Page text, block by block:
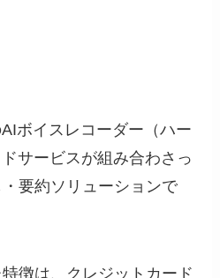
ボイスレコーダー（ハー
サービスが組み合わさっ
要約ソリューションで
徴は、クレジットカード